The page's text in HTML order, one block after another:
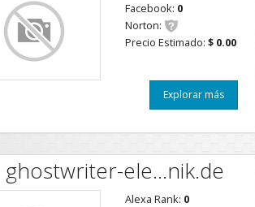
Facebook: 0
Norton:
Precio Estimado: $ 0.00
Explorar más
ghostwriter-ele...nik.de
Alexa Rank: 0